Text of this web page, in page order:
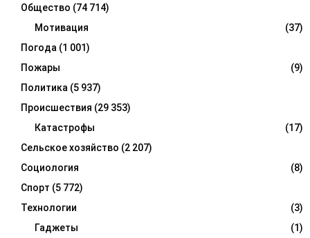
Общество (74 714)
Мотивация
(37)
Погода (1 001)
Пожары
(9)
Политика (5 937)
Происшествия (29 353)
Катастрофы
(17)
Сельское хозяйство (2 207)
Социология
(8)
Спорт (5 772)
Технологии
(3)
Гаджеты
(1)